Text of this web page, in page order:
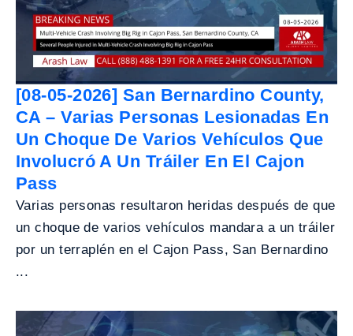
[08-05-2026] San Bernardino County,
CA – Varias Personas Lesionadas En
Un Choque De Varios Vehículos Que
Involucró A Un Tráiler En El Cajon
Pass
Varias personas resultaron heridas después de que
un choque de varios vehículos mandara a un tráiler
por un terraplén en el Cajon Pass, San Bernardino
...